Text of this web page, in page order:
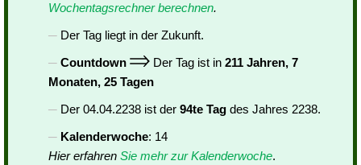
Wochentagsrechner berechnen.
Der Tag liegt in der Zukunft.
Countdown
Der Tag ist in 211 Jahren, 7
Monaten, 25 Tagen
Der 04.04.2238 ist der 94te Tag des Jahres 2238.
Kalenderwoche: 14
Hier erfahren Sie mehr zur Kalenderwoche.